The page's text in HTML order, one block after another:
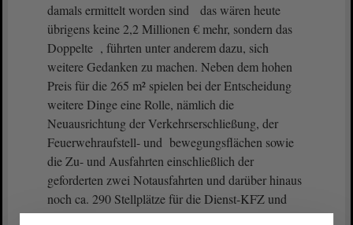
damals ermittelt worden sind das wären heute
übrigens keine 2,2 Millionen € mehr, sondern das
Doppelte , führten unter anderem dazu, sich
weitere Gedanken zu machen. Neben dem hohen
Preis für die 265 m² spielen bei der Entscheidung
weitere Dinge eine Rolle, nämlich die
Neuausrichtung der Verkehrserschließung, der
Feuerwehraufstell- und bewegungsflächen sowie
die Zu- und Ausfahrten einschließlich der
geforderten zwei Notausfahrten und darüber hinaus
noch ca. 290 Stellplätze für die Dienst-KFZ und
KFZ-Stellflächen. Zudem mussten das war auch